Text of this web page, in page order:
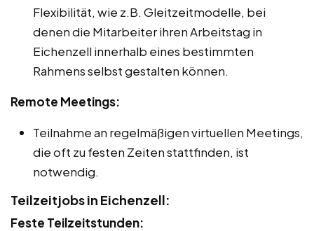
Flexibilität, wie z.B. Gleitzeitmodelle, bei
denen die Mitarbeiter ihren Arbeitstag in
Eichenzell innerhalb eines bestimmten
Rahmens selbst gestalten können.
Remote Meetings:
Teilnahme an regelmäßigen virtuellen Meetings,
die oft zu festen Zeiten stattfinden, ist
notwendig.
Teilzeitjobs in Eichenzell:
Feste Teilzeitstunden: